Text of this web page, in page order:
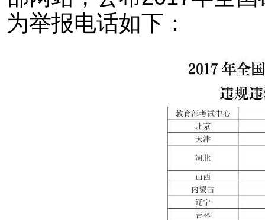
为举报电话如下：